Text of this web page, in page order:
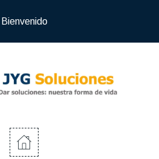
Bienvenido